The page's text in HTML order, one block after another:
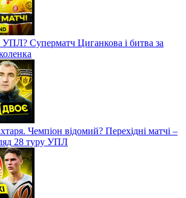
Суперматч Циганкова і битва за
Чемпіон відомий? Перехідні матчі –
28 туру УПЛ